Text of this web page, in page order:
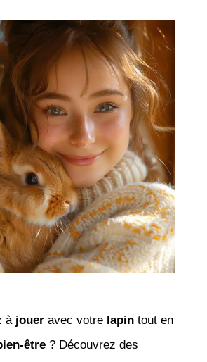
à joueravec votre lapintout en
être? Découvrez des